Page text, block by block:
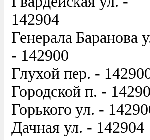
142904
Генерала Баранова
- 142900
Глухой пер. -
Городской п. -
Горького ул. -
Дачная ул. - 142904